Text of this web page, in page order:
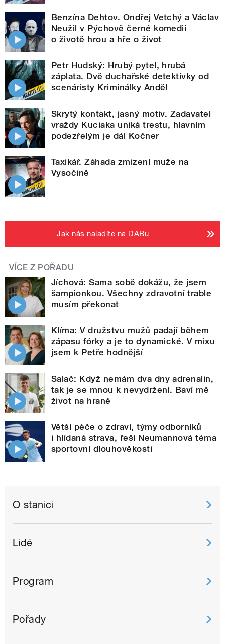
Benzína Dehtov. Ondřej Vetchý a Václav
Neužil v Pýchově černé komedii
o životě hrou a hře o život
Petr Hudský: Hrubý pytel, hrubá
záplata. Dvě duchařské detektivky od
scenáristy Kriminálky Anděl
Skrytý kontakt, jasný motiv. Zadavatel
vraždy Kuciaka uniká trestu, hlavním
podezřelým je dál Kočner
Taxikář. Záhada zmizení muže na
Vysočině
Jak nás naladíte na DABu
VÍCE Z POŘADU
Jíchová: Sama sobě dokážu, že jsem
šampionkou. Všechny zdravotní trable
musím překonat
Klíma: V družstvu mužů padají během
zápasu fórky a je to dynamické. V mixu
jsem k Petře hodnější
Salač: Když nemám dva dny adrenalin,
tak je se mnou k nevydržení. Baví mě
život na hraně
Větší péče o zdraví, týmy odborníků
i hlídaná strava, řeší Neumannová téma
sportovní dlouhověkosti
O stanici
Lidé
Program
Pořady